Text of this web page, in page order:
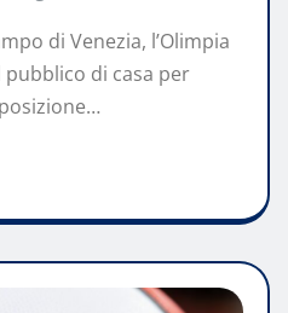
di Venezia, l’Olimpia
di casa per